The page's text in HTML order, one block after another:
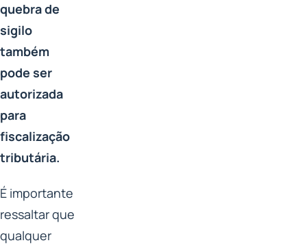
quebra de
sigilo
também
pode ser
autorizada
para
fiscalização
tributária.
É importante
ressaltar que
qualquer